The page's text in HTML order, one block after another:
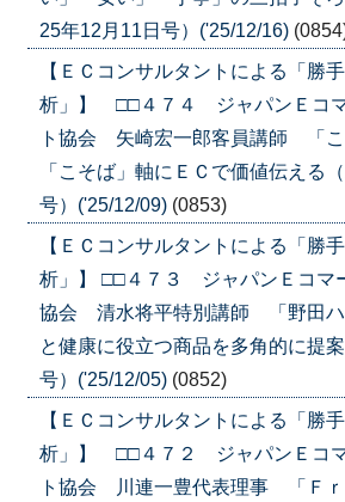
25年12月11日号）('25/12/16)
【ＥＣコンサルタントによる「勝
析」】 □□４７４ ジャパンＥコ
ト協会 矢崎宏一郎客員講師 「こ
「こそば」軸にＥＣで価値伝える
号）('25/12/09) (0853)
【ＥＣコンサルタントによる「勝
析」】 □□４７３ ジャパンＥコマ
協会 清水将平特別講師 「野田ハ
と健康に役立つ商品を多角的に提
号）('25/12/05) (0852)
【ＥＣコンサルタントによる「勝
析」】 □□４７２ ジャパンＥコ
ト協会 川連一豊代表理事 「Ｆｒ